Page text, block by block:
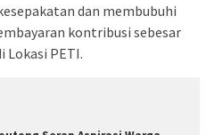
dan membubuhi
kontribusi sebesar
Lokasi PETI.